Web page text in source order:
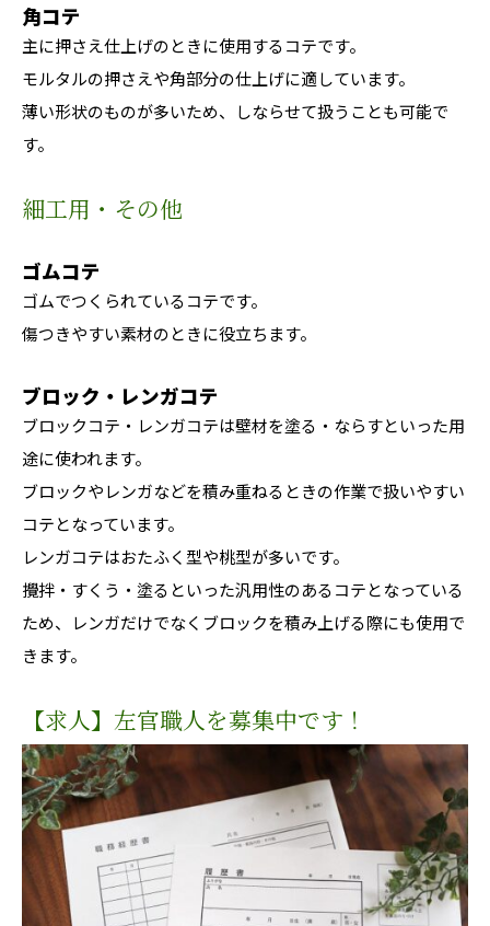
角コテ
主に押さえ仕上げのときに使用するコテです。
モルタルの押さえや角部分の仕上げに適しています。
薄い形状のものが多いため、しならせて扱うことも可能で
す。
細工用・その他
ゴムコテ
ゴムでつくられているコテです。
傷つきやすい素材のときに役立ちます。
ブロック・レンガコテ
ブロックコテ・レンガコテは壁材を塗る・ならすといった用
途に使われます。
ブロックやレンガなどを積み重ねるときの作業で扱いやすい
コテとなっています。
レンガコテはおたふく型や桃型が多いです。
攪拌・すくう・塗るといった汎用性のあるコテとなっている
ため、レンガだけでなくブロックを積み上げる際にも使用で
きます。
【求人】左官職人を募集中です！